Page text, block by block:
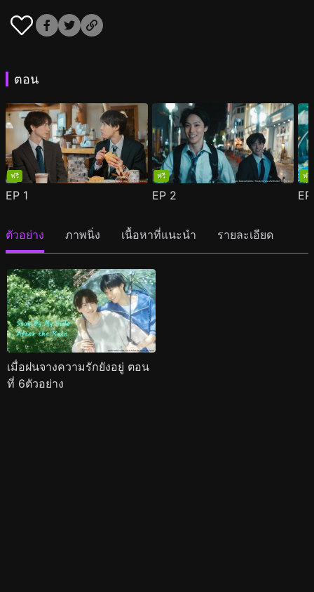
ตอน
ฟรี
EP 1
ฟรี
EP 2
ฟรี
ตัวอย่าง ภาพนิ่ง เนื้อหาที่แนะนำ รายละเอียด
เมื่อฝนจางความรักยังอยู่ ตอน
ที่ 6ตัวอย่าง